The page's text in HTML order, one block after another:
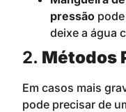
pressão
deixe a água
2. Métodos
Em casos mais
pode precisar de